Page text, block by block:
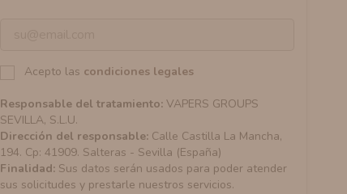
Acepto las condiciones legales
Responsable del tratamiento:VAPERS GROUPS
SEVILLA, S.L.U.
Dirección del responsable:Calle Castilla La Mancha,
194. Cp: 41909. Salteras - Sevilla (España)
Finalidad:Sus datos serán usados para poder atender
sus solicitudes y prestarle nuestros servicios.